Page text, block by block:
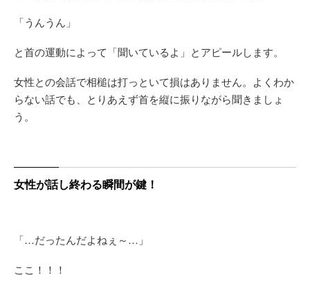
「うんうん」
と首の運動によって「聞いているよ」とアピールします。
女性との会話で相槌は打っといて損はありません。よくわか
らない話でも、とりあえず首を縦に振りながら聞きましょ
う。
女性が話し終わる瞬間が鍵！
「…だったんだよねぇ～…」
ここ！！！